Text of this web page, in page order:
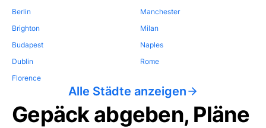
Berlin
Brighton
Budapest
Dublin
Florence
Manchester
Milan
Naples
Rome
Alle Städte anzeigen
Gepäck abgeben, Pläne